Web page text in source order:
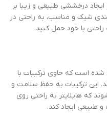
ایجاد درخششی طبیعی و زیبا بر
شیک و مناسب، به راحتی در
با خود حمل کنید.
شده است که حاوی ترکیبات با
این ترکیبات به حفظ سلامت و
که هایلایتر به راحتی روی
ایجاد کند.